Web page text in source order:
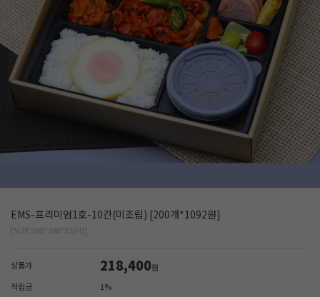
EMS-프리미엄1호-10칸(미조립) [200개*1092원]
[SIZE:280*280*53(H)]
상품가 218,400원
적립금
1%